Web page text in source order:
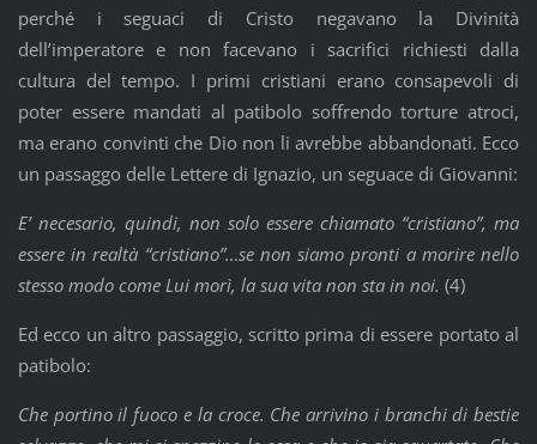
perché i seguaci di Cristo negavano la Divinità
dell’imperatore e non facevano i sacrifici richiesti dalla
cultura del tempo. I primi cristiani erano consapevoli di
poter essere mandati al patibolo soffrendo torture atroci,
ma erano convinti che Dio non li avrebbe abbandonati. Ecco
un passaggo delle Lettere di Ignazio, un seguace di Giovanni:
E’ necesario, quindi, non solo essere chiamato “cristiano”, ma
essere in realtà “cristiano”…se non siamo pronti a morire nello
stesso modo come Lui morì, la sua vita non sta in noi. (4)
Ed ecco un altro passaggio, scritto prima di essere portato al
patibolo:
Che portino il fuoco e la croce. Che arrivino i branchi di bestie